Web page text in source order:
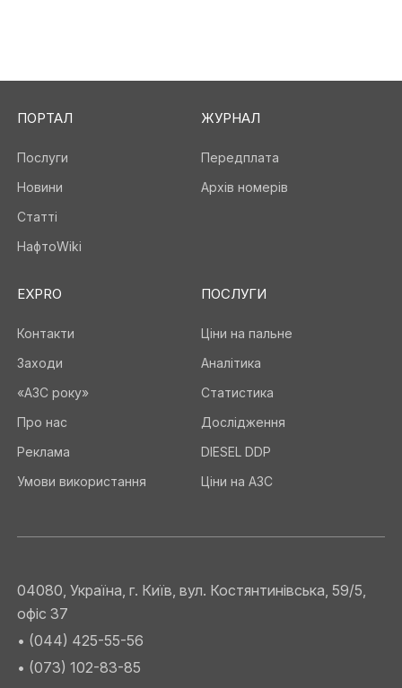
ПОРТАЛ
Послуги
Новини
Статті
НафтоWiki
ЖУРНАЛ
Передплата
Архів номерів
EXPRO
Контакти
Заходи
«АЗС року»
Про нас
Реклама
Умови використання
ПОСЛУГИ
Ціни на пальне
Аналітика
Статистика
Дослідження
DIESEL DDP
Ціни на АЗС
04080, Україна, г. Київ, вул. Костянтинівська, 59/5,
офіс 37
• (044) 425-55-56
• (073) 102-83-85